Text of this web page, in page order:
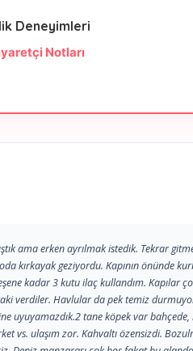
Deneyimleri
Notları
ama erken ayrılmak istedik. Tekrar
kırkayak geziyordu. Kapının önünde
kadar 3 kutu ilaç kullandım. Kapılar
verdiler. Havlular da pek temiz
uyuyamazdık.2 tane köpek var
vs. ulaşım zor. Kahvaltı özensizdi.